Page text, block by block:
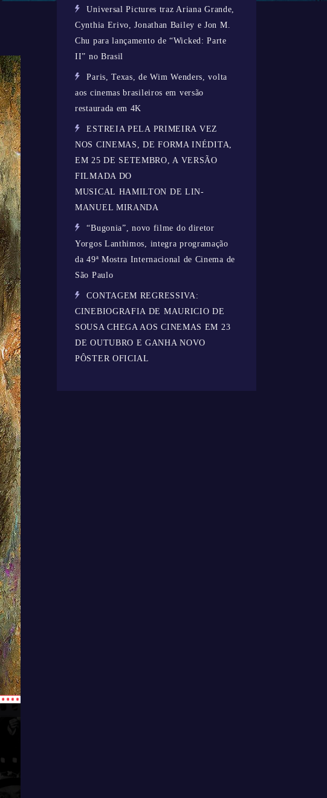
Universal Pictures traz Ariana Grande,
Cynthia Erivo, Jonathan Bailey e Jon M.
Chu para lançamento de “Wicked: Parte
II” no Brasil
Paris, Texas, de Wim Wenders, volta
aos cinemas brasileiros em versão
restaurada em 4K
ESTREIA PELA PRIMEIRA VEZ
NOS CINEMAS, DE FORMA INÉDITA,
EM 25 DE SETEMBRO, A VERSÃO
FILMADA DO
MUSICAL HAMILTON DE LIN-
MANUEL MIRANDA
“Bugonia”, novo filme do diretor
Yorgos Lanthimos, integra programação
da 49ª Mostra Internacional de Cinema de
São Paulo
CONTAGEM REGRESSIVA:
CINEBIOGRAFIA DE MAURICIO DE
SOUSA CHEGA AOS CINEMAS EM 23
DE OUTUBRO E GANHA NOVO
PÔSTER OFICIAL